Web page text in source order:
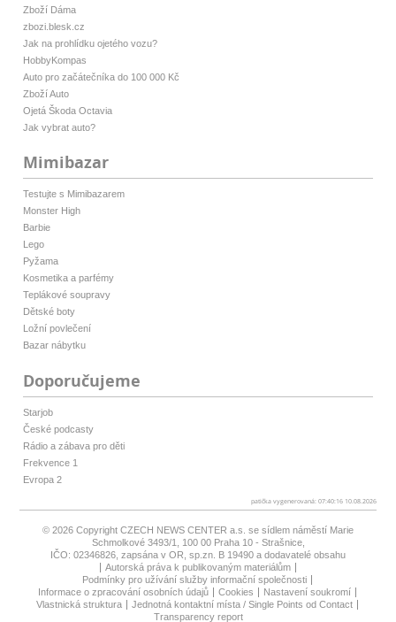
Zboží Dáma
zbozi.blesk.cz
Jak na prohlídku ojetého vozu?
HobbyKompas
Auto pro začátečníka do 100 000 Kč
Zboží Auto
Ojetá Škoda Octavia
Jak vybrat auto?
Mimibazar
Testujte s Mimibazarem
Monster High
Barbie
Lego
Pyžama
Kosmetika a parfémy
Teplákové soupravy
Dětské boty
Ložní povlečení
Bazar nábytku
Doporučujeme
Starjob
České podcasty
Rádio a zábava pro děti
Frekvence 1
Evropa 2
patička vygenerovaná: 07:40:16 10.08.2026
© 2026 Copyright CZECH NEWS CENTER a.s. se sídlem náměstí Marie
Schmolkové 3493/1, 100 00 Praha 10 - Strašnice,
IČO: 02346826, zapsána v OR, sp.zn. B 19490 a dodavatelé obsahu
Autorská práva k publikovaným materiálům
Podmínky pro užívání služby informační společnosti
Informace o zpracování osobních údajů
Cookies
Nastavení soukromí
Vlastnická struktura
Jednotná kontaktní místa / Single Points od Contact
Transparency report